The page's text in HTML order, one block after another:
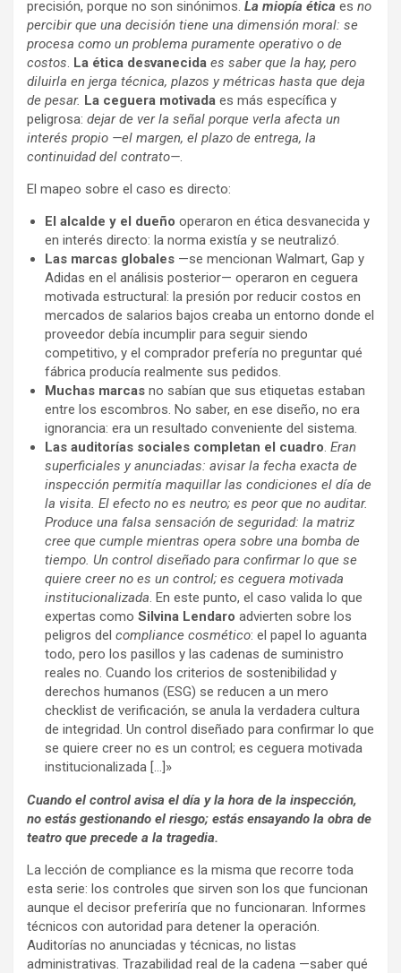
precisión, porque no son sinónimos. La miopía ética es no
percibir que una decisión tiene una dimensión moral: se
procesa como un problema puramente operativo o de
costos. La ética desvanecida es saber que la hay, pero
diluirla en jerga técnica, plazos y métricas hasta que deja
de pesar. La ceguera motivada es más específica y
peligrosa: dejar de ver la señal porque verla afecta un
interés propio —el margen, el plazo de entrega, la
continuidad del contrato—.
El mapeo sobre el caso es directo:
El alcalde y el dueño operaron en ética desvanecida y
en interés directo: la norma existía y se neutralizó.
Las marcas globales —se mencionan Walmart, Gap y
Adidas en el análisis posterior— operaron en ceguera
motivada estructural: la presión por reducir costos en
mercados de salarios bajos creaba un entorno donde el
proveedor debía incumplir para seguir siendo
competitivo, y el comprador prefería no preguntar qué
fábrica producía realmente sus pedidos.
Muchas marcas no sabían que sus etiquetas estaban
entre los escombros. No saber, en ese diseño, no era
ignorancia: era un resultado conveniente del sistema.
Las auditorías sociales completan el cuadro. Eran
superficiales y anunciadas: avisar la fecha exacta de
inspección permitía maquillar las condiciones el día de
la visita. El efecto no es neutro; es peor que no auditar.
Produce una falsa sensación de seguridad: la matriz
cree que cumple mientras opera sobre una bomba de
tiempo. Un control diseñado para confirmar lo que se
quiere creer no es un control; es ceguera motivada
institucionalizada. En este punto, el caso valida lo que
expertas como Silvina Lendaro advierten sobre los
peligros del compliance cosmético: el papel lo aguanta
todo, pero los pasillos y las cadenas de suministro
reales no. Cuando los criterios de sostenibilidad y
derechos humanos (ESG) se reducen a un mero
checklist de verificación, se anula la verdadera cultura
de integridad. Un control diseñado para confirmar lo que
se quiere creer no es un control; es ceguera motivada
institucionalizada […]»
Cuando el control avisa el día y la hora de la inspección,
no estás gestionando el riesgo; estás ensayando la obra de
teatro que precede a la tragedia.
La lección de compliance es la misma que recorre toda
esta serie: los controles que sirven son los que funcionan
aunque el decisor preferiría que no funcionaran. Informes
técnicos con autoridad para detener la operación.
Auditorías no anunciadas y técnicas, no listas
administrativas. Trazabilidad real de la cadena —saber qué